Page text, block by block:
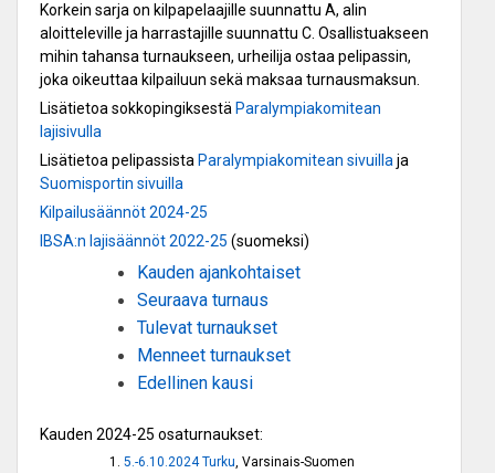
Korkein sarja on kilpapelaajille suunnattu A, alin
aloitteleville ja harrastajille suunnattu C. Osallistuakseen
mihin tahansa turnaukseen, urheilija ostaa pelipassin,
joka oikeuttaa kilpailuun sekä maksaa turnausmaksun.
Lisätietoa sokkopingiksestä Paralympiakomitean
lajisivulla
Lisätietoa pelipassista Paralympiakomitean sivuillaja
Suomisportin sivuilla
Kilpailusäännöt 2024-25
IBSA:n lajisäännöt 2022-25 (suomeksi)
Kauden ajankohtaiset
Seuraava turnaus
Tulevat turnaukset
Menneet turnaukset
Edellinen kausi
Kauden 2024-25 osaturnaukset:
5.-6.10.2024 Turku, Varsinais-Suomen